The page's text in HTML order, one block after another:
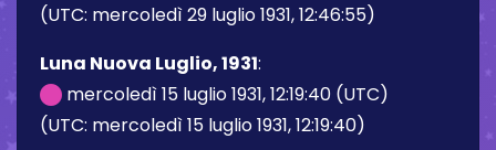
(UTC: mercoledì 29 luglio 1931, 12:46:55)
Luna Nuova Luglio, 1931:
mercoledì 15 luglio 1931, 12:19:40 (UTC)
(UTC: mercoledì 15 luglio 1931, 12:19:40)